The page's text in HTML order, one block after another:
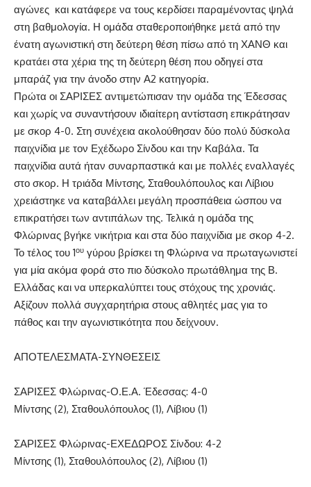
αγώνες και κατάφερε να τους κερδίσει παραμένοντας ψηλά
στη βαθμολογία. Η ομάδα σταθεροποιήθηκε μετά από την
ένατη αγωνιστική στη δεύτερη θέση πίσω από τη ΧΑΝΘ και
κρατάει στα χέρια της τη δεύτερη θέση που οδηγεί στα
μπαράζ για την άνοδο στην Α2 κατηγορία.
Πρώτα οι ΣΑΡΙΣΕΣ αντιμετώπισαν την ομάδα της Έδεσσας
και χωρίς να συναντήσουν ιδιαίτερη αντίσταση επικράτησαν
με σκορ 4-0. Στη συνέχεια ακολούθησαν δύο πολύ δύσκολα
παιχνίδια με τον Εχέδωρο Σίνδου και την Καβάλα. Τα
παιχνίδια αυτά ήταν συναρπαστικά και με πολλές εναλλαγές
στο σκορ. Η τριάδα Μίντσης, Σταθουλόπουλος και Λίβιου
χρειάστηκε να καταβάλλει μεγάλη προσπάθεια ώσπου να
επικρατήσει των αντιπάλων της. Τελικά η ομάδα της
Φλώρινας βγήκε νικήτρια και στα δύο παιχνίδια με σκορ 4-2.
Το τέλος του 1ου γύρου βρίσκει τη Φλώρινα να πρωταγωνιστεί
για μία ακόμα φορά στο πιο δύσκολο πρωτάθλημα της Β.
Ελλάδας και να υπερκαλύπτει τους στόχους της χρονιάς.
Αξίζουν πολλά συγχαρητήρια στους αθλητές μας για το
πάθος και την αγωνιστικότητα που δείχνουν.
ΑΠΟΤΕΛΕΣΜΑΤΑ-ΣΥΝΘΕΣΕΙΣ
ΣΑΡΙΣΕΣ Φλώρινας-Ο.Ε.Α. Έδεσσας: 4-0
Μίντσης (2), Σταθουλόπουλος (1), Λίβιου (1)
ΣΑΡΙΣΕΣ Φλώρινας-ΕΧΕΔΩΡΟΣ Σίνδου: 4-2
Μίντσης (1), Σταθουλόπουλος (2), Λίβιου (1)